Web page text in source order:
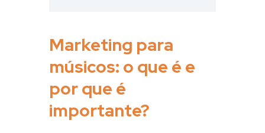
Marketing para
músicos: o que é e
por que é
importante?